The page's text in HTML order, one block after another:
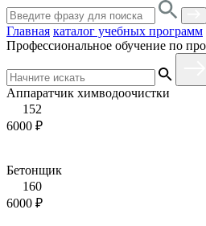
Главная каталог учебных программ
Профессиональное обучение по
Аппаратчик химводоочистки
152
6000 ₽
Бетонщик
160
6000 ₽